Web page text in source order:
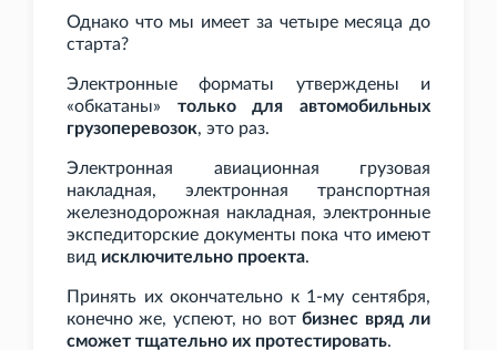
Однако что мы имеет за четыре месяца до
старта?
Электронные форматы утверждены и
«обкатаны» только для автомобильных
грузоперевозок, это раз.
Электронная авиационная грузовая
накладная, электронная транспортная
железнодорожная накладная, электронные
экспедиторские документы пока что имеют
вид исключительно проекта.
Принять их окончательно к 1-му сентября,
конечно же, успеют, но вотбизнес вряд ли
сможет тщательно их протестировать.